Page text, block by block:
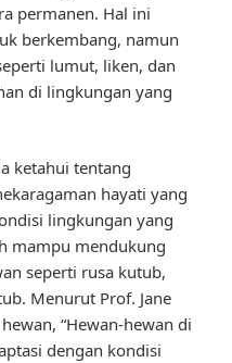
permanen. Hal ini
berkembang, namun
lumut, liken, dan
di lingkungan yang
ketahui tentang
hayati yang
lingkungan yang
mampu mendukung
seperti rusa kutub,
Menurut Prof. Jane
“Hewan-hewan di
dengan kondisi